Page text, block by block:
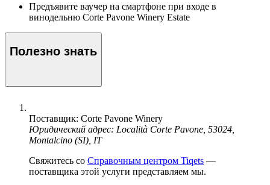
Предъявите ваучер на смартфоне при входе в
винодельню Corte Pavone Winery Estate
Полезно знать
Поставщик: Corte Pavone Winery
Юридический адрес: Località Corte Pavone, 53024,
Montalcino (SI), IT
Свяжитесь со Справочным центром Tiqets —
поставщика этой услуги представляем мы.